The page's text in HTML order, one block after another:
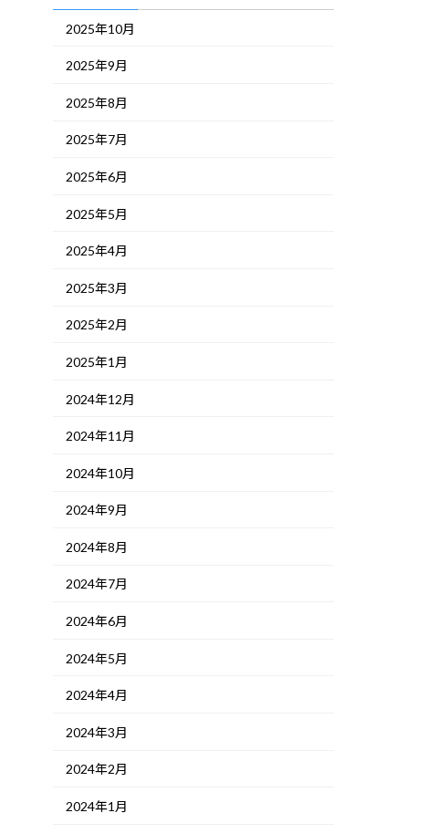
2025年10月
2025年9月
2025年8月
2025年7月
2025年6月
2025年5月
2025年4月
2025年3月
2025年2月
2025年1月
2024年12月
2024年11月
2024年10月
2024年9月
2024年8月
2024年7月
2024年6月
2024年5月
2024年4月
2024年3月
2024年2月
2024年1月